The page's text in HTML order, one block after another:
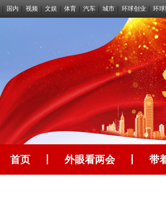
国内 视频 文娱 体育 汽车 城市 环球创业 环
首页 外眼看两会丨 带